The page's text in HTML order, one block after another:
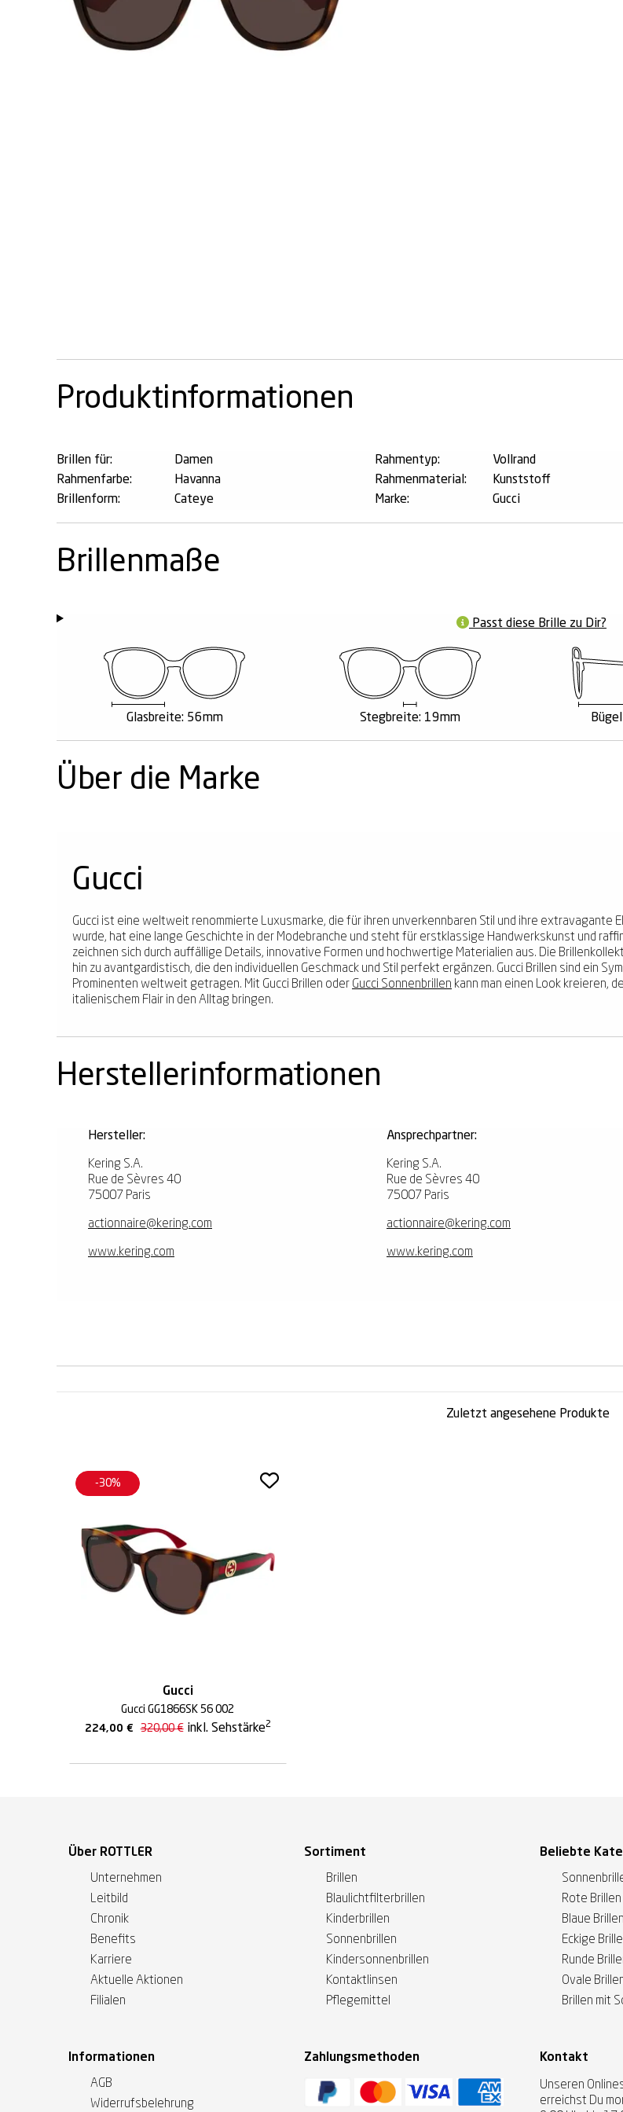
Produktinformationen
Brillen für:
Damen
Rahmenfarbe:
Havanna
Brillenform:
Cateye
Rahmentyp:
Vollrand
Rahmenmaterial:
Kunststoff
Marke:
Gucci
Brillenmaße
Passt diese Brille zu Dir?
Glasbreite: 56mm Stegbreite: 19mm
Über die Marke
Gucci
Gucci ist eine weltweit renommierte Luxusmarke, die für ihren unverkennbaren Stil und ihre extravagante
wurde, hat eine lange Geschichte in der Modebranche und steht für erstklassige Handwerkskunst und
zeichnen sich durch auffällige Details, innovative Formen und hochwertige Materialien aus. Die
hin zu avantgardistisch, die den individuellen Geschmack und Stil perfekt ergänzen. Gucci Brillen sind ein
Prominenten weltweit getragen. Mit Gucci Brillen oder Gucci Sonnenbrillen kann man einen Look kreieren,
italienischem Flair in den Alltag bringen.
Herstellerinformationen
Hersteller:
Kering S.A.
Rue de Sèvres 40
75007 Paris
actionnaire@kering.com
www.kering.com
Ansprechpartner:
Kering S.A.
Rue de Sèvres 40
75007 Paris
actionnaire@kering.com
www.kering.com
Zuletzt angesehene Produkte
Gucci
Gucci GG1866SK 56 002
224,00 € 320,00€ inkl. Sehstärke2
-30%
Über ROTTLER
Unternehmen
Leitbild
Chronik
Benefits
Karriere
Aktuelle Aktionen
Filialen
Sortiment
Brillen
Blaulichtfilterbrillen
Kinderbrillen
Sonnenbrillen
Kindersonnenbrillen
Kontaktlinsen
Pflegemittel
Beliebte
Rote Brillen
Blaue Brillen
Eckige
Runde
Ovale
Brillen mit
Informationen
AGB
Widerrufsbelehrung
Zahlungsmethoden Kontakt
Unseren
erreichst Du